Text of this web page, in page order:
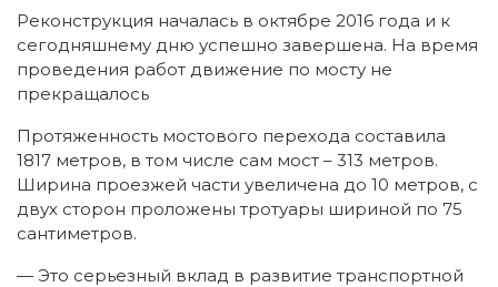
Реконструкция началась в октябре 2016 года и к
сегодняшнему дню успешно завершена. На время
проведения работ движение по мосту не
прекращалось
Протяженность мостового перехода составила
1817 метров, в том числе сам мост – 313 метров.
Ширина проезжей части увеличена до 10 метров, с
двух сторон проложены тротуары шириной по 75
сантиметров.
— Это серьезный вклад в развитие транспортной